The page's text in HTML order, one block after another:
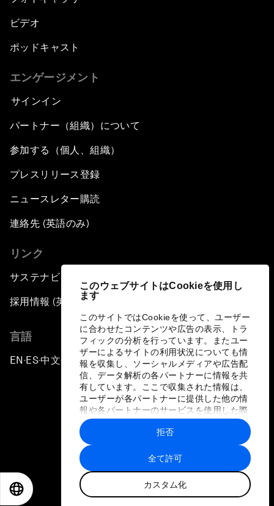
このウェブサイトはCookieを使用し
ます
このサイトではCookieを使って、ユーザー
に合わせたコンテンツや広告の表示、トラ
フィックの分析を行っています。またユー
ザーによるサイトの利用状況についても情
報を収集し、ソーシャルメディアや広告配
信、データ解析の各パートナーに情報を共
有しています。ここで収集された情報は、
ユーザーが各パートナーに提供した他の情
報や各パートナーのサービスを使用した際
に収集された情報と組み合わされ、各パー
トナーによって使用されることがありま
す。
全て許可
カスタム化
拒否
ビデオ
ポッドキャスト
エンゲージメント
サインイン
パートナー（組織）について
参加する（個人、組織）
プレスリリース登録
ニュースレター購読
連絡先 (英語のみ)
リンク
サステナビリティへの取り組み
採用情報 (英語のみ)
言語
EN ▪ ES▪中文▪ 日本語
プライバシーポリシーと利用規約
サイトマップ
©
世界経済フォーラム